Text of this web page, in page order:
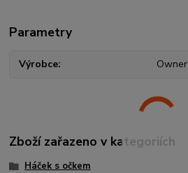
Parametry
Výrobce Owner
Zboží zařazeno v kategoriích
Háček s očkem